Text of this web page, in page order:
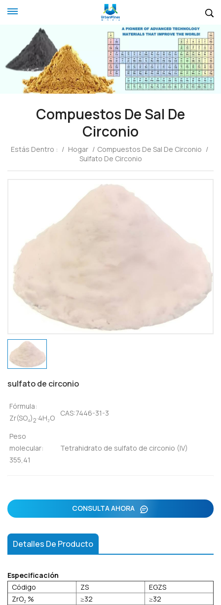
Compuestos De Sal De
Circonio
Estás Dentro : / Hogar / Compuestos De Sal De Circonio /
Sulfato De Circonio
sulfato de circonio
Fórmula:
Zr(SO₄)2·4H₂O
CAS:7446-31-3
Peso
molecular:
355,41
Tetrahidrato de sulfato de circonio (IV)
CONSULTA AHORA
Detalles De Producto
Especificación
Código
ZS
EGZS
ZrO₂ %
≥32
≥32